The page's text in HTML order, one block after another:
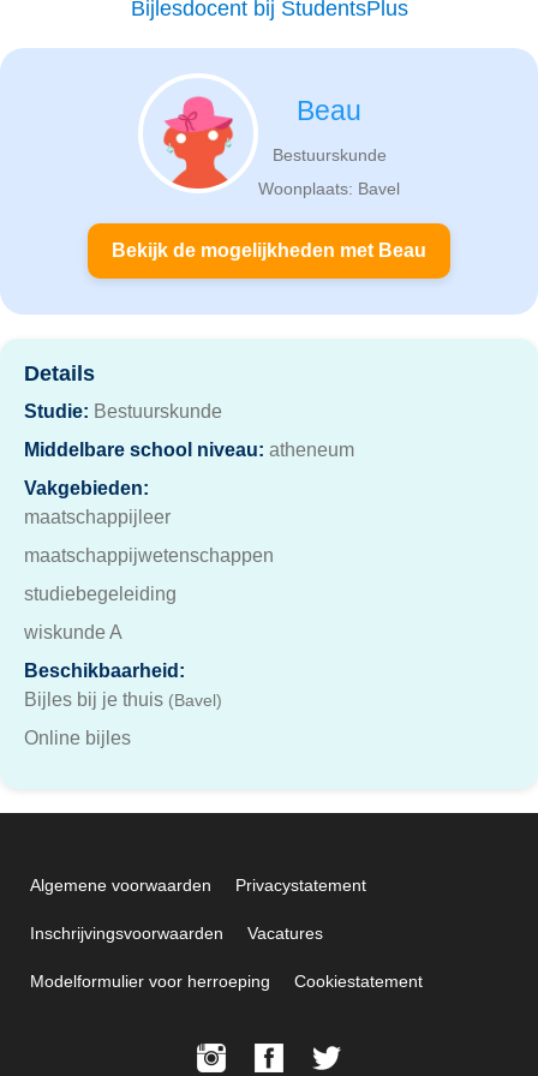
Bijlesdocent bij StudentsPlus
Beau
Bestuurskunde
Woonplaats: Bavel
Bekijk de mogelijkheden met Beau
Details
Studie: Bestuurskunde
Middelbare school niveau: atheneum
Vakgebieden:
maatschappijleer
maatschappijwetenschappen
studiebegeleiding
wiskunde A
Beschikbaarheid:
Bijles bij je thuis (Bavel)
Online bijles
Algemene voorwaarden Privacystatement
Inschrijvingsvoorwaarden Vacatures
Modelformulier voor herroeping Cookiestatement